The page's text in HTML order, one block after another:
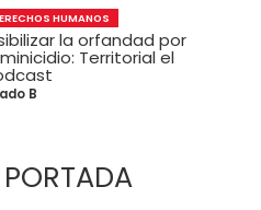
HUMANOS
la orfandad por
Territorial el
B